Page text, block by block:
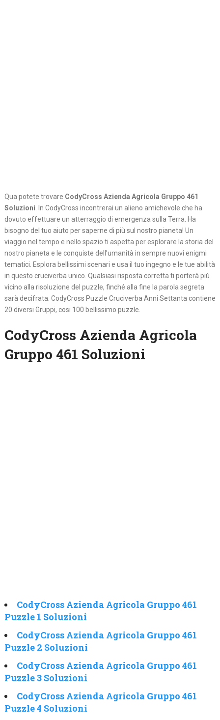
Qua potete trovare CodyCross Azienda Agricola Gruppo 461
Soluzioni. In CodyCross incontrerai un alieno amichevole che ha
dovuto effettuare un atterraggio di emergenza sulla Terra. Ha
bisogno del tuo aiuto per saperne di più sul nostro pianeta! Un
viaggio nel tempo e nello spazio ti aspetta per esplorare la storia del
nostro pianeta e le conquiste dell’umanità in sempre nuovi enigmi
tematici. Esplora bellissimi scenari e usa il tuo ingegno e le tue abilità
in questo cruciverba unico. Qualsiasi risposta corretta ti porterà più
vicino alla risoluzione del puzzle, finché alla fine la parola segreta
sarà decifrata. CodyCross Puzzle Cruciverba Anni Settanta contiene
20 diversi Gruppi, cosi 100 bellissimo puzzle.
CodyCross Azienda Agricola
Gruppo 461 Soluzioni
CodyCross Azienda Agricola Gruppo 461
Puzzle 1 Soluzioni
CodyCross Azienda Agricola Gruppo 461
Puzzle 2 Soluzioni
CodyCross Azienda Agricola Gruppo 461
Puzzle 3 Soluzioni
CodyCross Azienda Agricola Gruppo 461
Puzzle 4 Soluzioni